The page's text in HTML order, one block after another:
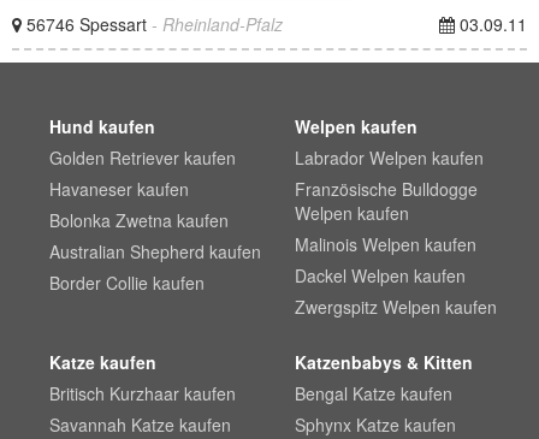
56746 Spessart - Rheinland-Pfalz 03.09.11
Hund kaufen
Golden Retriever kaufen
Havaneser kaufen
Bolonka Zwetna kaufen
Australian Shepherd kaufen
Border Collie kaufen
Welpen kaufen
Labrador Welpen kaufen
Französische Bulldogge
Welpen kaufen
Malinois Welpen kaufen
Dackel Welpen kaufen
Zwergspitz Welpen kaufen
Katze kaufen
Britisch Kurzhaar kaufen
Savannah Katze kaufen
Katzenbabys & Kitten
Bengal Katze kaufen
Sphynx Katze kaufen